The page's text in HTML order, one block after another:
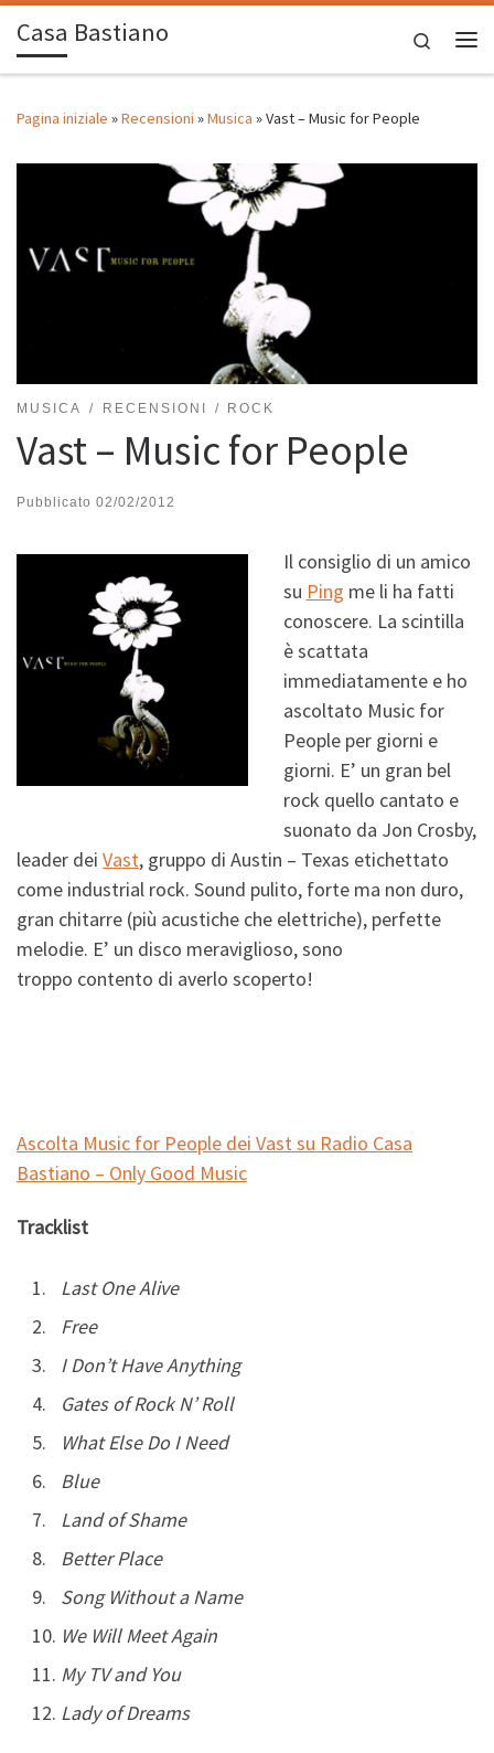
Passa al contenuto
Casa Bastiano
Search
Pagina iniziale »Recensioni »Musica »Vast – Music for People
MUSICA RECENSIONI ROCK
Vast – Music for People
Pubblicato 02/02/2012
Il consiglio di un amico
su Ping me li ha fatti
conoscere. La scintilla
è scattata
immediatamente e ho
ascoltato Music for
People per giorni e
giorni. E’ un gran bel
rock quello cantato e
suonato da Jon Crosby,
leader dei Vast, gruppo di Austin – Texas etichettato
come industrial rock. Sound pulito, forte ma non duro,
gran chitarre (più acustiche che elettriche), perfette
melodie. E’ un disco meraviglioso, sono
troppo contento di averlo scoperto!
Ascolta Music for People dei Vast su Radio Casa
Bastiano – Only Good Music
Tracklist
Last One Alive
Free
I Don’t Have Anything
Gates of Rock N’ Roll
What Else Do I Need
Blue
Land of Shame
Better Place
Song Without a Name
We Will Meet Again
My TV and You
Lady of Dreams